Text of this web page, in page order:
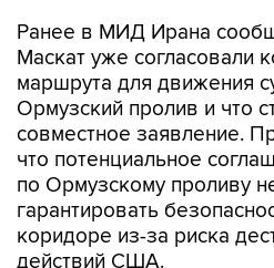
Ранее в МИД Ирана
Маскат уже согласовали
маршрута для движения
Ормузский пролив и что
совместное заявление.
что потенциальное
по Ормузскому проливу
гарантировать
коридоре из-за риска
действий США.